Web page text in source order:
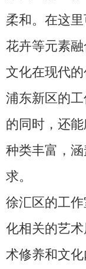
柔和。在这
花卉等元素
文化在现代的
浦东新区的
的同时，还
种类丰富，
求。
徐汇区的工
化相关的艺
术修养和文化